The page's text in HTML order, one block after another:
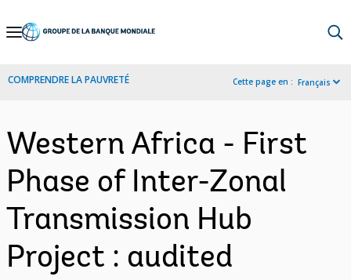
Skip
Navigation
COMPRENDRE LA PAUVRETÉ Cette page en : Français
Western Africa - First
Phase of Inter-Zonal
Transmission Hub
Project : audited